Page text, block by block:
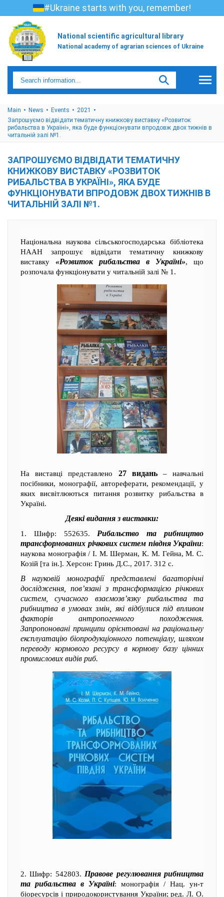
#Ukraine starts with you, remember!
National scientific agricultural library
National academy of agrarian sciences of Ukraine
Main News Events
2021
Запрошуємо відвідати тематичну книжкову виставку «Розвиток
рибальства в Україні», яка буде функціонувати впродовж двох тижнів в
читальній залі №1.
ЗАПРОШУЄМО ВІДВІДАТИ ТЕМАТИЧНУ
КНИЖКОВУ ВИСТАВКУ «РОЗВИТОК
РИБАЛЬСТВА В УКРАЇНІ», ЯКА БУДЕ
ФУНКЦІОНУВАТИ ВПРОДОВЖ ДВОХ ТИЖНІВ В
ЧИТАЛЬНІЙ ЗАЛІ №1.
Національна наукова сільськогосподарська бібліотека
НААН запрошує відвідати тематичну книжкову
виставку «Розвиток рибальства в Україні», що
розпочала функціонувати у читальній залі № 1.
На виставці представлено 27 видань– навчальні
посібники, монографії, автореферати, рекомендації, у
яких висвітлюються питання розвитку рибальства в
Україні.
Деякі видання з виставки:
1. Шифр: 552635. Рибальство та рибництво
трансформованих річкових систем півдня України:
наукова монографія / І. М. Шерман, К. М. Гейна, М. С.
Козій [та ін.]. Херсон: Гринь Д.С., 2017. 312 с.
В науковій монографії представлені багаторічні
дослідження, пов’язані з трансформацією річкових
систем, сучасного взаємозв’язку рибальства та
рибництва в умовах змін, які відбулися під впливом
факторів антропогенного походження.
Запропоновані принципи орієнтовані на раціональну
експлуатацію біопродукціонного потенціалу, шляхом
переводу кормового ресурсу в кормову базу цінних
промислових видів риб.
2. Шифр: 542803. Правове регулювання рибництва
та рибальства в Україні: монографія / Нац. ун-т
біоресурсів і природокористування України; ред. Л. О.